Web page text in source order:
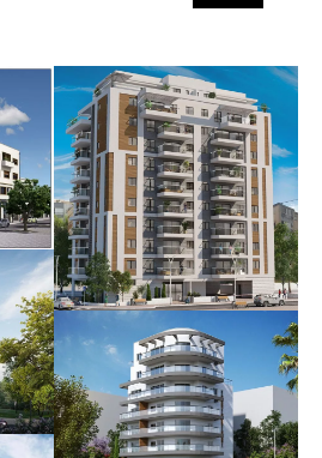
ברנדה – פיארברג
אוכלס